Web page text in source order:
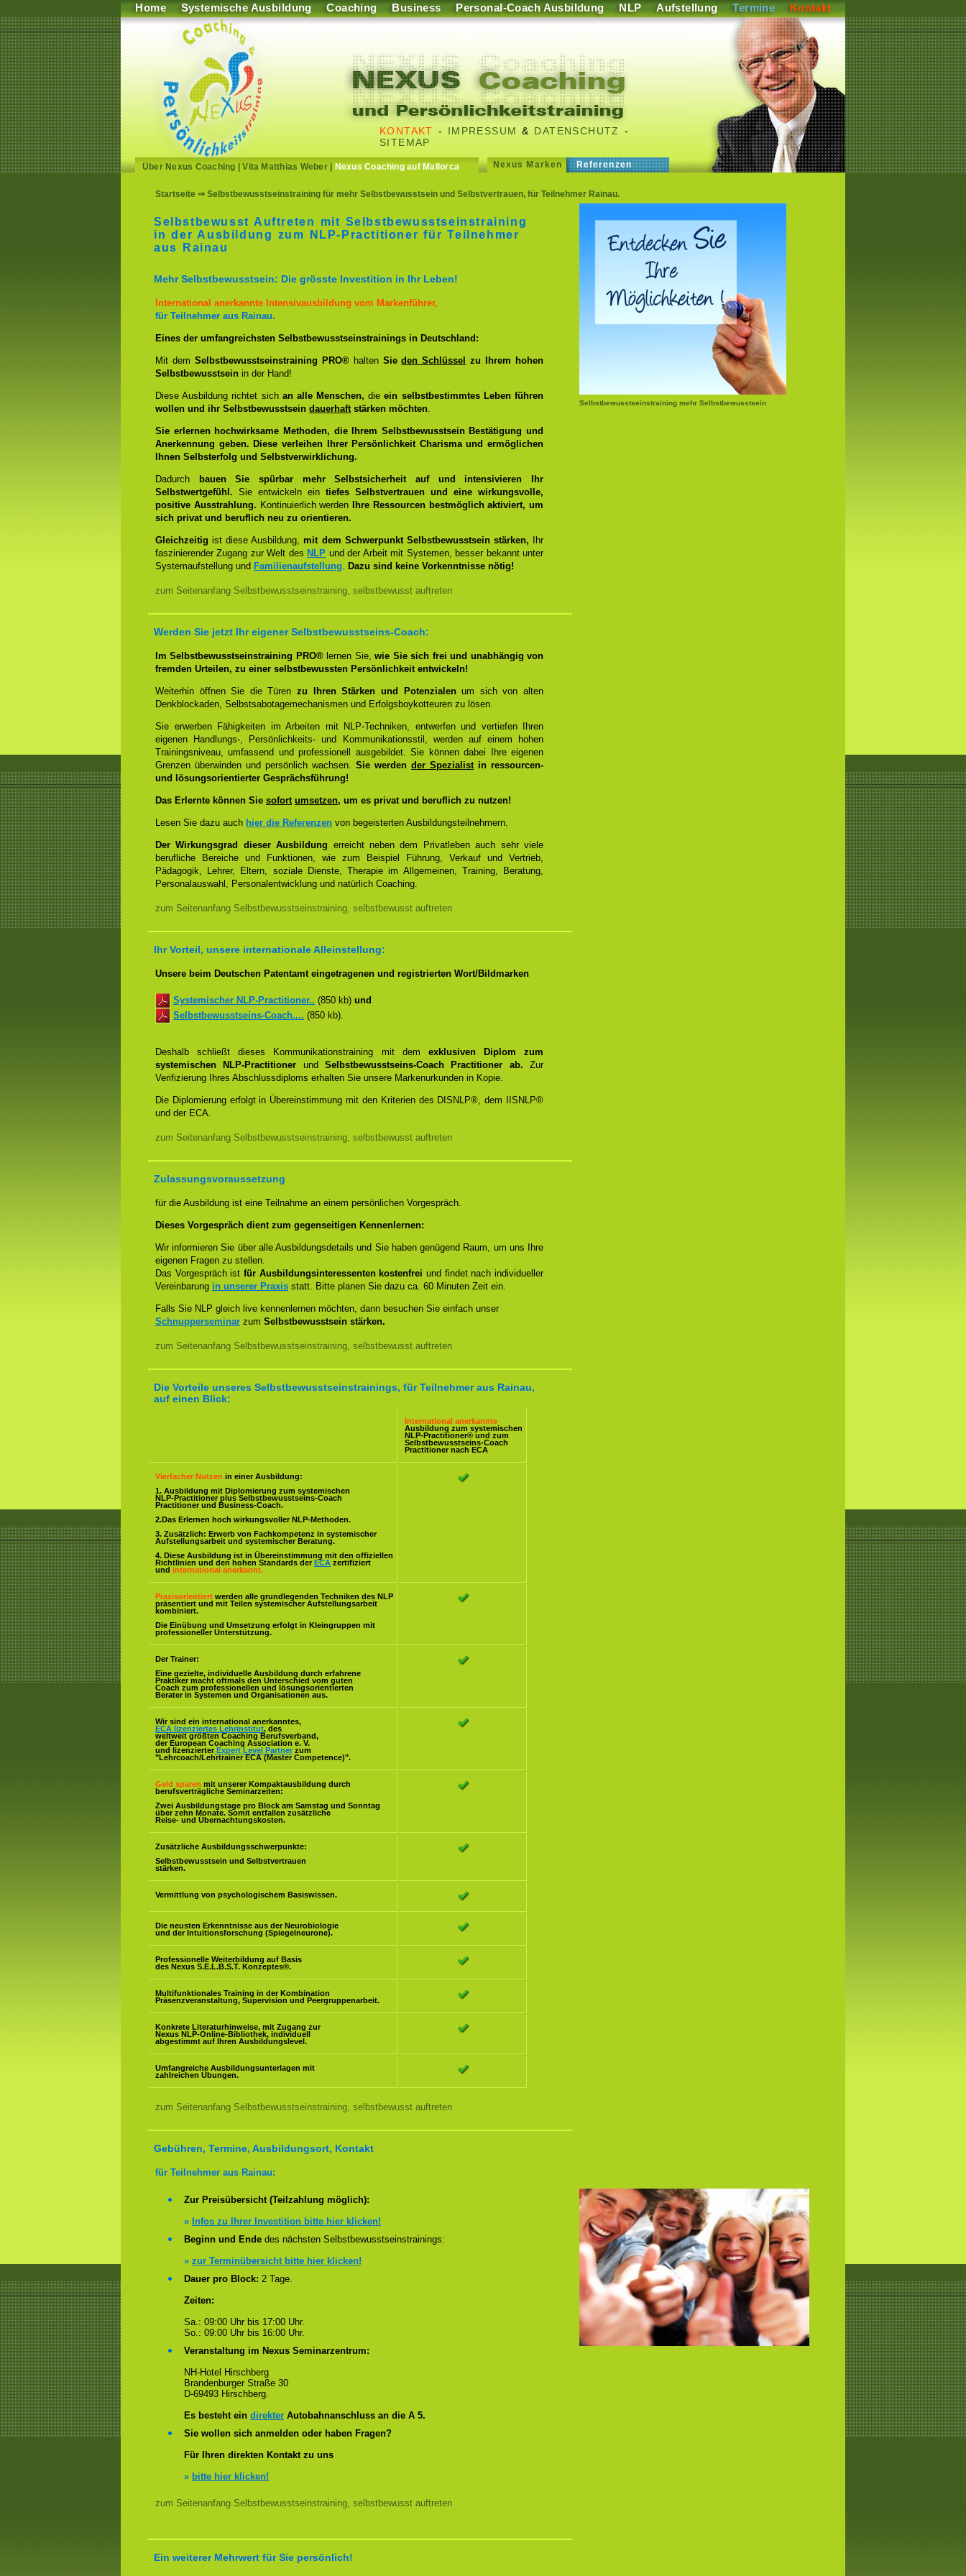
Home Systemische Ausbildung Coaching Business Personal-Coach Ausbildung NLP Aufstellung Termine Kontakt
KONTAKT - IMPRESSUM & DATENSCHUTZ
-
SITEMAP
Über Nexus Coaching |Vita Matthias Weber| Nexus Coaching auf Mallorca Nexus Marken Referenzen
Startseite ⇒ Selbstbewusstseinstraining für mehr Selbstbewusstsein und Selbstvertrauen, für Teilnehmer Rainau.
Selbstbewusstseinstraining mehr Selbstbewusstsein
Selbstbewusst Auftreten mit Selbstbewusstseinstraining
in der Ausbildung zum NLP-Practitioner für Teilnehmer
aus Rainau
Mehr Selbstbewusstsein: Die grösste Investition in Ihr Leben!
International anerkannte Intensivausbildung vom Markenführer,
für Teilnehmer aus Rainau.
Eines der umfangreichsten Selbstbewusstseinstrainings in Deutschland:
Mit dem Selbstbewusstseinstraining PRO®haltenSieden Schlüssel
zu Ihrem hohen
Selbstbewusstsein in der Hand!
Diese Ausbildung richtet sich an alle Menschen, dieein selbstbestimmtes Leben führen
wollen und ihr Selbstbewusstsein dauerhaftstärken möchten.
Sie erlernen hochwirksame Methoden, die Ihrem Selbstbewusstsein Bestätigung und
Anerkennung geben. Diese verleihen Ihrer Persönlichkeit Charisma und ermöglichen
Ihnen Selbsterfolg und Selbstverwirklichung.
Dadurch
bauen Sie spürbar mehr Selbstsicherheit auf und intensivieren Ihr
Selbstwertgefühl. Sie entwickeln ein tiefes Selbstvertrauen und eine wirkungsvolle,
positive Ausstrahlung. Kontinuierlich werden
Ihre Ressourcen bestmöglich aktiviert, um
sich privat und beruflich neu zu orientieren.
Gleichzeitigist diese Ausbildung, mit dem Schwerpunkt Selbstbewusstsein stärken, Ihr
faszinierender Zugang zur Welt des NLP und der Arbeit mit Systemen, besser bekannt unter
Systemaufstellung und Familienaufstellung. Dazu sind keine Vorkenntnisse nötig!
zum Seitenanfang Selbstbewusstseinstraining, selbstbewusst auftreten
Werden Sie jetzt Ihr eigener Selbstbewusstseins-Coach:
Im Selbstbewusstseinstraining PRO® lernen Sie,wie Sie sich frei und unabhängig von
fremden Urteilen, zu einer selbstbewussten Persönlichkeit entwickeln!
Weiterhin öffnen Sie die Türenzu Ihren Stärken und Potenzialenum sich von alten
Denkblockaden, Selbstsabotagemechanismen und Erfolgsboykotteuren zu lösen.
Sie erwerben Fähigkeiten im Arbeiten mit NLP-Techniken, entwerfen und vertiefen Ihren
eigenen Handlungs-, Persönlichkeits- und Kommunikationsstil, werden auf einem hohen
Trainingsniveau, umfassend und professionell ausgebildet. Sie können dabei Ihre eigenen
Grenzen überwinden und persönlich wachsen. Sie werden der Spezialistin ressourcen-
und lösungsorientierter Gesprächsführung!
Das Erlernte können Sie sofort umsetzen, um es privat und beruflich zu nutzen!
Lesen Sie dazu auch hier die Referenzen von begeisterten Ausbildungsteilnehmern.
Der Wirkungsgrad dieser Ausbildung erreicht neben dem Privatleben auch sehr viele
berufliche Bereiche und Funktionen, wie zum Beispiel Führung, Verkauf und Vertrieb,
Pädagogik, Lehrer, Eltern, soziale Dienste, Therapie im Allgemeinen, Training, Beratung,
Personalauswahl, Personalentwicklung und natürlich Coaching.
zum Seitenanfang Selbstbewusstseinstraining, selbstbewusst auftreten
Ihr Vorteil, unsere internationale Alleinstellung:
Unsere beim Deutschen Patentamt eingetragenen und registrierten Wort/Bildmarken
Systemischer NLP-Practitioner.. (850 kb) und
Selbstbewusstseins-Coach.... (850 kb).
Deshalb schließt dieses Kommunikationstraining mit dem exklusiven Diplom zum
systemischen NLP-Practitioner undSelbstbewusstseins-Coach Practitioner ab.Zur
Verifizierung Ihres Abschlussdiploms erhalten Sie unsere Markenurkunden in Kopie.
Die Diplomierung erfolgt in Übereinstimmung mit den Kriterien des DISNLP®, dem IISNLP®
und der ECA.
zum Seitenanfang Selbstbewusstseinstraining, selbstbewusst auftreten
Zulassungsvoraussetzung
für die Ausbildung ist eine Teilnahme an einem persönlichen Vorgespräch.
Dieses Vorgespräch dient zum gegenseitigen Kennenlernen:
Wir informieren Sie über alle Ausbildungsdetails und Sie haben genügend Raum, um uns Ihre
eigenen Fragen zu stellen.
Das Vorgespräch ist für Ausbildungsinteressenten kostenfrei und findet nach individueller
Vereinbarung in unserer Praxis statt. Bitte planen Sie dazu ca. 60 Minuten Zeit ein.
Falls Sie NLP gleich live kennenlernen möchten, dann besuchen Sie einfach unser
Schnupperseminar zum Selbstbewusstsein stärken.
zum Seitenanfang Selbstbewusstseinstraining, selbstbewusst auftreten
Die Vorteile unseres Selbstbewusstseinstrainings, für Teilnehmer aus Rainau,
auf einen Blick:
International anerkannte
Ausbildung zum systemischen
NLP-Practitioner® und zum
Selbstbewusstseins-Coach
Practitioner nach ECA
Vierfacher Nutzen in einer Ausbildung:
1. Ausbildung mit Diplomierung zum systemischen
NLP-Practitioner plus Selbstbewusstseins-Coach
Practitioner und Business-Coach.
2.Das Erlernen hoch wirkungsvoller NLP-Methoden.
3. Zusätzlich: Erwerb von Fachkompetenz in systemischer
Aufstellungsarbeit und systemischer Beratung.
4. Diese Ausbildung ist in Übereinstimmung mit den offiziellen
Richtlinien und den hohen Standards der ECA zertifiziert
und international anerkannt.
Praxisorientiert werden alle grundlegenden Techniken des NLP
präsentiert und mit Teilen systemischer Aufstellungsarbeit
kombiniert.
Die Einübung und Umsetzung erfolgt in Kleingruppen mit
professioneller Unterstützung.
Der Trainer:
Eine gezielte, individuelle Ausbildung durch erfahrene
Praktiker macht oftmals den Unterschied vom guten
Coach zum professionellen und lösungsorientierten
Berater in Systemen und Organisationen aus.
Wir sind ein international anerkanntes,
ECA lizenziertes Lehrinstitut, des
weltweit größten Coaching Berufsverband,
der European Coaching Association e. V.
und lizenzierter Expert Level Partner zum
"Lehrcoach/Lehrtrainer ECA (Master Competence)".
Geld sparen mit unserer Kompaktausbildung durch
berufsverträgliche Seminarzeiten:
Zwei Ausbildungstage pro Block am Samstag und Sonntag
über zehn Monate. Somit entfallen zusätzliche
Reise- und Übernachtungskosten.
Zusätzliche Ausbildungsschwerpunkte:
Selbstbewusstsein und Selbstvertrauen
stärken.
Vermittlung von psychologischem Basiswissen.
Die neusten Erkenntnisse aus der Neurobiologie
und der Intuitionsforschung (Spiegelneurone).
Professionelle Weiterbildung auf Basis
des Nexus S.E.L.B.S.T. Konzeptes®.
Multifunktionales Training in der Kombination
Präsenzveranstaltung, Supervision und Peergruppenarbeit.
Konkrete Literaturhinweise, mit Zugang zur
Nexus NLP-Online-Bibliothek, individuell
abgestimmt auf Ihren Ausbildungslevel.
Umfangreiche Ausbildungsunterlagen mit
zahlreichen Übungen.
zum Seitenanfang Selbstbewusstseinstraining, selbstbewusst auftreten
Gebühren, Termine, Ausbildungsort, Kontakt
für Teilnehmer aus Rainau:
Zur Preisübersicht (Teilzahlung möglich):
» Infos zu Ihrer Investition bitte hier klicken!
Beginn und Ende des nächsten Selbstbewusstseinstrainings:
» zur Terminübersicht bitte hier klicken!
Dauer pro Block: 2 Tage.
Zeiten:
Sa.: 09:00 Uhr bis 17:00 Uhr.
So.: 09:00 Uhr bis 16:00 Uhr.
Veranstaltung im Nexus Seminarzentrum:
NH-Hotel Hirschberg
Brandenburger Straße 30
D-69493 Hirschberg.
Es besteht ein direkter Autobahnanschluss an die A 5.
Sie wollen sich anmelden oder haben Fragen?
Für Ihren direkten Kontakt zu uns
» bitte hier klicken!
zum Seitenanfang Selbstbewusstseinstraining, selbstbewusst auftreten
Ein weiterer Mehrwert für Sie persönlich!